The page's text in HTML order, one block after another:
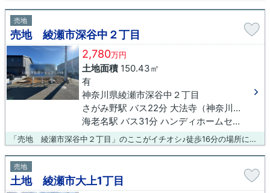
売地
売地 綾瀬市深谷中２丁目
2,780万円
土地面積150.43㎡
有
神奈川県綾瀬市深谷中２丁目
さがみ野駅 バス22分 大法寺（神奈川県）下車 徒歩9分
海老名駅 バス31分 ハンディホームセンター前下車 徒歩4分
「売地 綾瀬市深谷中２丁目」のここがイチオシ♪徒歩16分の場所に綾瀬市立綾瀬小学校があります♪土地の購入をお考えの方、コチラの売地をご覧ください♪綾瀬市エリアをメインとしている当社だからこそ、ご案内可能な情報がございます♪ぜひ当社に不動産探しのお手伝いをさせてください♪ご連絡をお待ちしております(*^_^*)
売地
土地 綾瀬市大上1丁目